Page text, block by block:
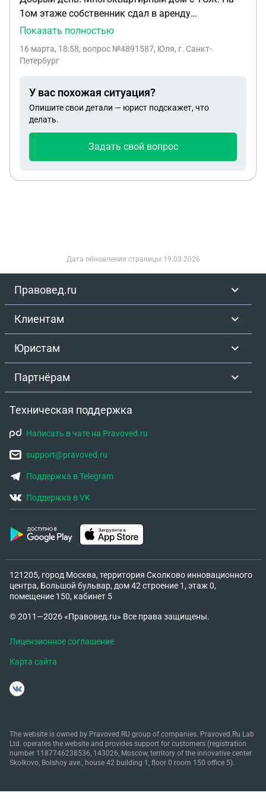
1ом этаже собственник сдал в аренду
коммерческое помещение агентству
дома огромную вывеску со своим логотипом и
с ТСЖ. Законно ли это? Имеет ли право ТСЖ
предложить агентству договор со взиманием
Показать полностью
16 марта, 18:58, вопрос №4891587, Юля, г. Санкт-
Петербург
У вас похожая ситуация?
Опишите свои детали — юрист подскажет, что
делать.
Задать свой вопрос
Дата обновления страницы 19.03.2026
Правовед.ru
Клиентам
Юристам
Партнёрам
Техническая поддержка
Написать в чате на Pravoved.ru
support@pravoved.ru
Поддержка в Telegram
Поддержка в VK
121205, город Москва, территория Сколково инновационного
центра, Большой бульвар, дом 42 строение 1, этаж 0,
помещение 150, кабинет 5
© 2011—2026 «Правовед.ru» Все права защищены.
Лицензионное соглашение
Карта сайта
The website is owned by Pravoved.RU group of companies. Pravoved.Ru Lab
Ltd. operates the website and provides support for customers (registration
number 1187746238536, 143026, Moscow, territory of the innovative center
Skolkovo, Bolshoy ave., house 42 building 1, floor 0 room 150 office 5).